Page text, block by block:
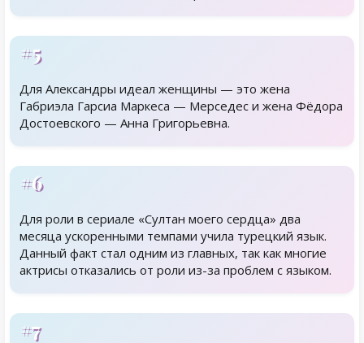
#5
Для Александры идеал женщины — это жена
Габриэла Гарсиа Маркеса — Мерседес и жена Фёдора
Достоевского — Анна Григорьевна.
#6
Для роли в сериале «Султан моего сердца» два
месяца ускоренными темпами учила турецкий язык.
Данный факт стал одним из главных, так как многие
актрисы отказались от роли из-за проблем с языком.
#7